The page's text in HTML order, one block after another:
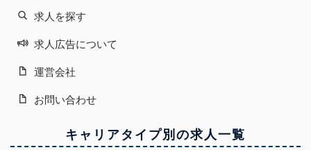
求人を探す
求人広告について
運営会社
お問い合わせ
キャリアタイプ別の求人一覧